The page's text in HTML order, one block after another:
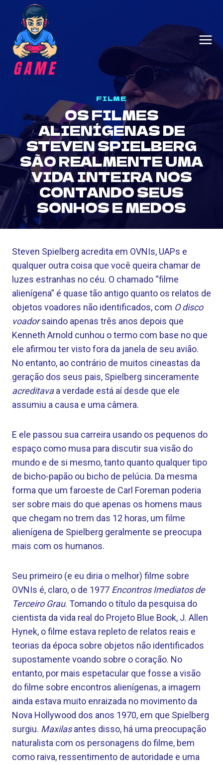
content
FILME
OS FILMES
ALIENÍGENAS DE
STEVEN SPIELBERG
SÃO REALMENTE UMA
VIDA INTEIRA NOS
CONTANDO SEUS
SONHOS E MEDOS
Steven Spielberg acredita em OVNIs, UAPs e
qualquer outra coisa que você queira chamar de
luzes estranhas no céu. O chamado “filme
alienígena” é quase tão antigo quanto os relatos de
objetos voadores não identificados, com O disco
voadorsaindo apenas três anos depois que
Kenneth Arnold cunhou o termo com base no que
ele afirmou ter visto fora da janela de seu avião.
No entanto, ao contrário de muitos cineastas da
geração dos seus pais, Spielberg sinceramente
acreditavaa verdade está aí desde que ele
assumiu a causa e uma câmera.
E ele passou sua carreira usando os pequenos do
espaço como musa para discutir sua visão do
mundo e de si mesmo, tanto quanto qualquer tipo
de bicho-papão ou bicho de pelúcia. Da mesma
forma que um faroeste de Carl Foreman poderia
ser sobre mais do que apenas os homens maus
que chegam no trem das 12 horas, um filme
alienígena de Spielberg geralmente se preocupa
mais com os humanos.
Seu primeiro (e eu diria o melhor) filme sobre
OVNIs é, claro, o de 1977 Encontros Imediatos de
Terceiro Grau. Tomando o título da pesquisa do
cientista da vida real do Projeto Blue Book, J. Allen
Hynek, o filme estava repleto de relatos reais e
teorias da época sobre objetos não identificados
supostamente voando sobre o coração. No
entanto, por mais espetacular que fosse a visão
do filme sobre encontros alienígenas, a imagem
ainda estava muito enraizada no movimento da
Nova Hollywood dos anos 1970, em que Spielberg
surgiu. Maxilasantes disso, há uma preocupação
naturalista com os personagens do filme, bem
como raiva, ressentimento de autoridade e uma